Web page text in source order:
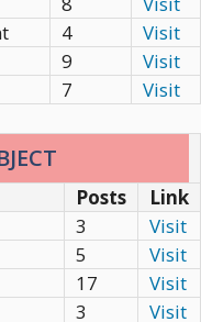
4
Visit
9
Visit
7 Visit
Posts
Link
3
Visit
5
Visit
17
Visit
3 Visit